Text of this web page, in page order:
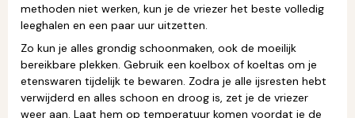
methoden niet werken, kun je de vriezer het beste volledig
leeghalen en een paar uur uitzetten.
Zo kun je alles grondig schoonmaken, ook de moeilijk
bereikbare plekken. Gebruik een koelbox of koeltas om je
etenswaren tijdelijk te bewaren. Zodra je alle ijsresten hebt
verwijderd en alles schoon en droog is, zet je de vriezer
weer aan. Laat hem op temperatuur komen voordat je de